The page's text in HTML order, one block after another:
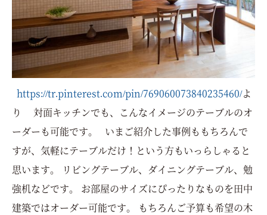
https://tr.pinterest.com/pin/769060073840235460/よ
り
対面キッチンでも、こんなイメージのテーブルのオ
ーダーも可能です。 いまご紹介した事例ももちろんで
すが、気軽にテーブルだけ！という方もいっらしゃると
思います。 リビングテーブル、ダイニングテーブル、勉
強机などです。 お部屋のサイズにぴったりなものを田中
建築ではオーダー可能です。 もちろんご予算も希望の木